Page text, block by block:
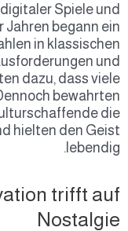
Spiele und
Jahren begann ein
in klassischen
und
dazu, dass viele
bewahrten
die
hielten den Geist
lebendig.
trifft auf
Nostalgie